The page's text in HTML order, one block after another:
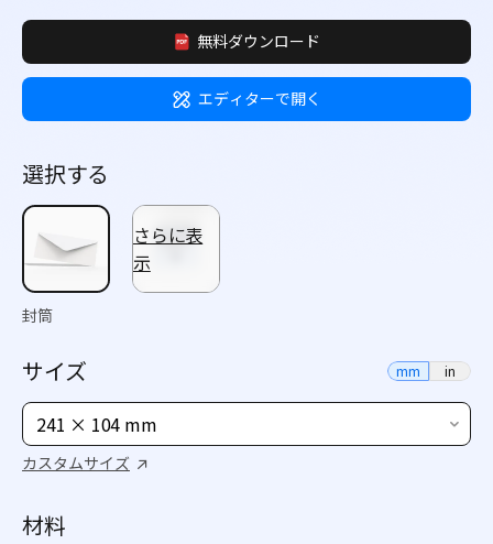
無料ダウンロード
エディターで開く
選択する
封筒
さらに表
示
サイズ mm in
241 × 104 mm
カスタムサイズ
材料